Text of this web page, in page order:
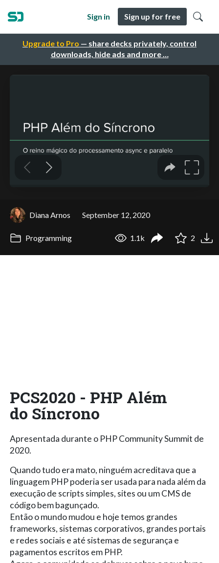
Upgrade to Pro — share decks privately, control
downloads, hide ads and more …
Sign in Sign up for free
Diana Arnos September 12, 2020
Programming 1.1k 2
PCS2020 - PHP Além
do Síncrono
Apresentada durante o PHP Community Summit de
2020.
Quando tudo era mato, ninguém acreditava que a
linguagem PHP poderia ser usada para nada além da
execução de scripts simples, sites ou um CMS de
código bem bagunçado.
Então o mundo mudou e hoje temos grandes
frameworks, sistemas corporativos, grandes portais
e redes sociais e até sistemas de segurança e
pagamentos escritos em PHP.